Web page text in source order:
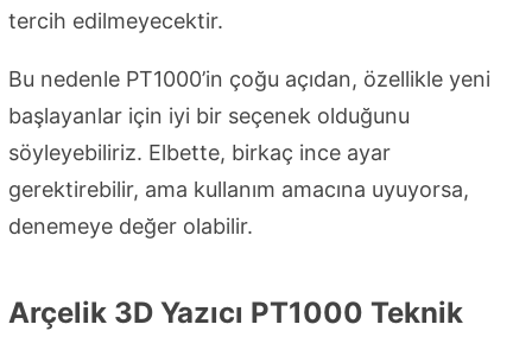
tercih edilmeyecektir.
Bu nedenle PT1000’in çoğu açıdan, özellikle yeni
başlayanlar için iyi bir seçenek olduğunu
söyleyebiliriz. Elbette, birkaç ince ayar
gerektirebilir, ama kullanım amacına uyuyorsa,
denemeye değer olabilir.
Arçelik 3D Yazıcı PT1000 Teknik